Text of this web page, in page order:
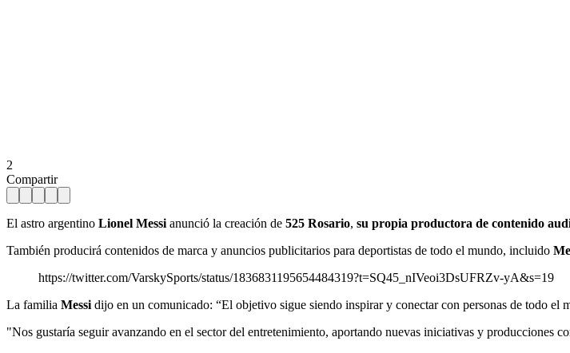
2
Compartir
El astro argentino Lionel Messi anunció la creación de 525 Rosario, su propia productora de contenido
También producirá contenidos de marca y anuncios publicitarios para deportistas de todo el mundo, incluido
https://twitter.com/VarskySports/status/1836831195654484319?t=SQ45_nIVeoi3DsUFRZv-yA&s=19
La familia Messi dijo en un comunicado: “El objetivo sigue siendo inspirar y conectar con personas de todo el
"Nos gustaría seguir avanzando en el sector del entretenimiento, aportando nuevas iniciativas y producciones